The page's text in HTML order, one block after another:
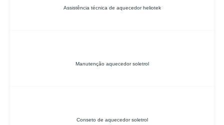
Assistência técnica de aquecedor heliotek
Manutenção aquecedor soletrol
Conseto de aquecedor soletrol